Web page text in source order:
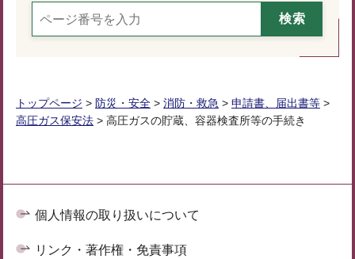
トップページ > 防災・安全 > 消防・救急 > 申請書、届出書等 >
高圧ガス保安法 > 高圧ガスの貯蔵、容器検査所等の手続き
個人情報の取り扱いについて
リンク・著作権・免責事項